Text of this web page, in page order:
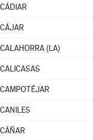
CÁDIAR
CÁJAR
CALAHORRA (LA)
CALICASAS
CAMPOTÉJAR
CANILES
CÁÑAR